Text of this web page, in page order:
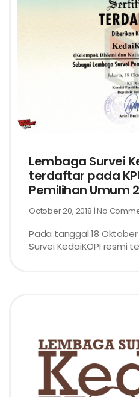
Lembaga Survei
terdaftar pada
Pemilihan Umum
October 20, 2018 No
Pada tanggal 18 Oktober
Survei KedaiKOPI resmi